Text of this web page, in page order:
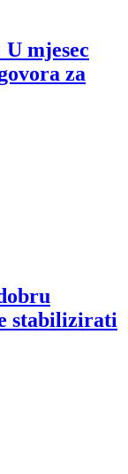
mjesec
za
stabilizirati